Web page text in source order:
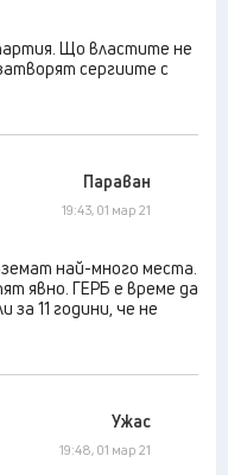
Що властите не
сергиите с
Параван
19:43, 01 мар 21
най-много места.
явно. ГЕРБ е време да
за 11 години, че не
Ужас
19:48, 01 мар 21